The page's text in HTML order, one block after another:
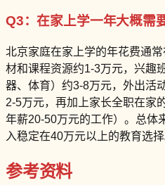
Q3：在家上学一年大概需
北京家庭在家上学的年花费通
材和课程资源约1-3万元，兴趣
器、体育）约3-8万元，外出活
2-5万元，再加上家长全职在家
年薪20-50万元的工作）。总体
入稳定在40万元以上的教育选择
参考资料